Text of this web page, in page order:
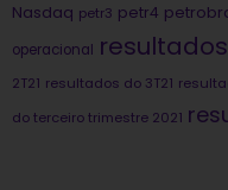
Nasdaq petr3 petr4
operacional
2T21 resultados do 3T21
do terceiro trimestre 2021